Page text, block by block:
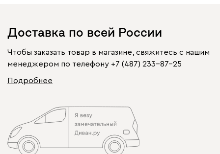
Доставка по всей России
Чтобы заказать товар в магазине, свяжитесь с нашим
менеджером по телефону +7 (487) 233-87-25
Подробнее